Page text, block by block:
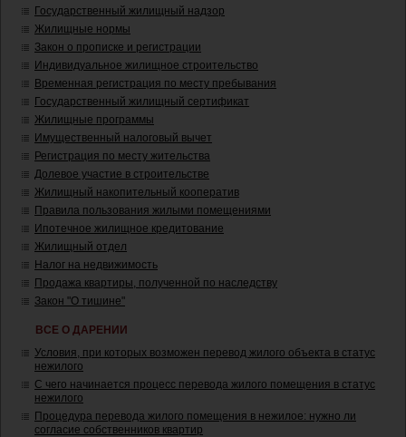
Государственный жилищный надзор
Жилищные нормы
Закон о прописке и регистрации
Индивидуальное жилищное строительство
Временная регистрация по месту пребывания
Государственный жилищный сертификат
Жилищные программы
Имущественный налоговый вычет
Регистрация по месту жительства
Долевое участие в строительстве
Жилищный накопительный кооператив
Правила пользования жилыми помещениями
Ипотечное жилищное кредитование
Жилищный отдел
Налог на недвижимость
Продажа квартиры, полученной по наследству
Закон "О тишине"
ВСЕ О ДАРЕНИИ
Условия, при которых возможен перевод жилого объекта в статус
нежилого
С чего начинается процесс перевода жилого помещения в статус
нежилого
Процедура перевода жилого помещения в нежилое: нужно ли
согласие собственников квартир